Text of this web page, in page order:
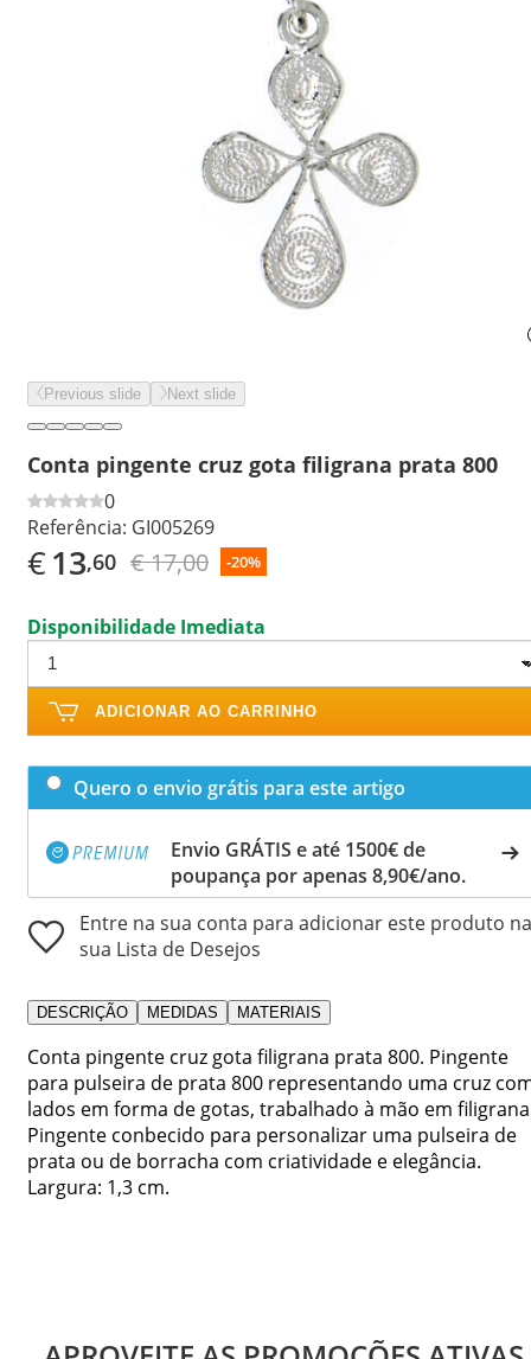
Previous slide Next slide
Conta pingente cruz gota filigrana prata 800
0
Referência: GI005269
€13,60 € 17,00 -20%
Disponibilidade Imediata
ADICIONAR AO CARRINHO
Quero o envio grátis para este artigo
Envio GRÁTIS e até 1500€ de
poupança por apenas 8,90€/ano.
Entre na sua conta para adicionar este produto na
sua Lista de Desejos
DESCRIÇÃO MEDIDAS MATERIAIS
Conta pingente cruz gota filigrana prata 800. Pingente
para pulseira de prata 800 representando uma cruz
lados em forma de gotas, trabalhado à mão em
Pingente conbecido para personalizar uma pulseira de
prata ou de borracha com criatividade e elegância.
Largura: 1,3 cm.